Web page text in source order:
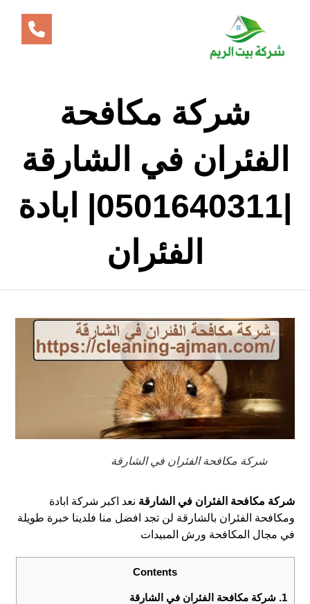
شركة مكافحة
الفئران في الشارقة
|0501640311| ابادة
الفئران
شركة مكافحة الفئران في الشارقة
شركة مكافحة الفئران في الشارقة نعد اكبر شركة ابادة
ومكافحة الفئران بالشارقة لن تجد افضل منا فلدينا خبرة طويلة
في مجال المكافحة ورش المبيدات
Contents
1. شركة مكافحة الفئران في الشارقة